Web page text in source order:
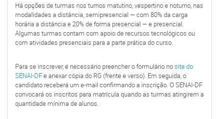
Há opções de turmas nos turnos matutino, vespertino e noturno, nas
modalidades a distância, semipresencial — com 80% da carga
horária a distância e 20% de forma presencial — e presencial.
Algumas turmas contam com apoio de recursos tecnológicos ou
com atividades presenciais para a parte prática do curso.
Para se inscrever, é necessário preencher o formulário nosite do
SENAI-DFe anexar cópia do RG (frente e verso). Em seguida, o
candidato receberá um e-mail confirmando a inscrição. O SENAI-DF
convocará os inscritos para matrícula quando as turmas atingirem a
quantidade mínima de alunos.